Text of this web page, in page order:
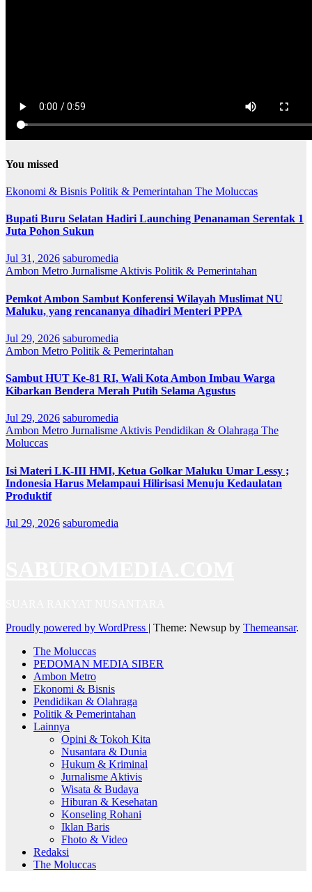
You missed
Ekonomi & Bisnis Politik & Pemerintahan The Moluccas
Bupati Buru Selatan Hadiri Launching Penanaman Serentak 1
Juta Pohon Sukun
Jul 31, 2026 saburomedia
Ambon Metro Jurnalisme Aktivis Politik & Pemerintahan
Pemkot Ambon Sambut Konferensi Wilayah Muslimat NU
Maluku, yang rencananya dihadiri Menteri PPPA
Jul 29, 2026 saburomedia
Ambon Metro Politik & Pemerintahan
Sambut HUT Ke-81 RI, Wali Kota Ambon Imbau Warga
Kibarkan Bendera Merah Putih Selama Agustus
Jul 29, 2026 saburomedia
Ambon Metro Jurnalisme Aktivis Pendidikan & Olahraga The
Moluccas
Isi Materi LK-III HMI, Ketua Golkar Maluku Umar Lessy ;
Indonesia Harus Melampaui Hilirisasi Menuju Kedaulatan
Produktif
Jul 29, 2026 saburomedia
Proudly powered by WordPress | Theme: Newsup by Themeansar.
The Moluccas
PEDOMAN MEDIA SIBER
Ambon Metro
Ekonomi & Bisnis
Pendidikan & Olahraga
Politik & Pemerintahan
Lainnya
Opini & Tokoh Kita
Nusantara & Dunia
Hukum & Kriminal
Jurnalisme Aktivis
Wisata & Budaya
Hiburan & Kesehatan
Konseling Rohani
Iklan Baris
Fhoto & Video
Redaksi
The Moluccas